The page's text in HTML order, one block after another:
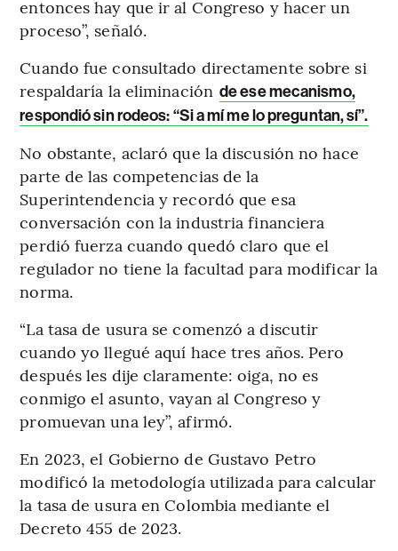
entonces hay que ir al Congreso y hacer un
proceso”, señaló.
Cuando fue consultado directamente sobre si
respaldaría la eliminación de ese mecanismo,
respondió sin rodeos: “Si a mí me lo preguntan, sí”.
No obstante, aclaró que la discusión no hace
parte de las competencias de la
Superintendencia y recordó que esa
conversación con la industria financiera
perdió fuerza cuando quedó claro que el
regulador no tiene la facultad para modificar la
norma.
“La tasa de usura se comenzó a discutir
cuando yo llegué aquí hace tres años. Pero
después les dije claramente: oiga, no es
conmigo el asunto, vayan al Congreso y
promuevan una ley”, afirmó.
En 2023, el Gobierno de Gustavo Petro
modificó la metodología utilizada para calcular
la tasa de usura en Colombia mediante el
Decreto 455 de 2023.